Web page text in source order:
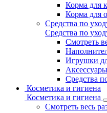
Корма для
Корма для
Средства по
Средства по
Смотреть
Игрушки
Средства
Косметика и гигиена
Косметика и гигиена
Смотреть весь